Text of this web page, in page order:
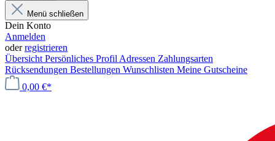
Menü schließen
Dein Konto
Anmelden
oderregistrieren
Übersicht Persönliches Profil Adressen Zahlungsarten
Rücksendungen Bestellungen Wunschlisten Meine Gutscheine
0,00 €*